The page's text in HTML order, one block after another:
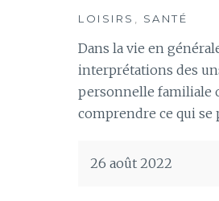
LOISIRS SANTÉ
Dans la vie en
interprétations des
personnelle familiale
comprendre ce qui se
26 août 2022